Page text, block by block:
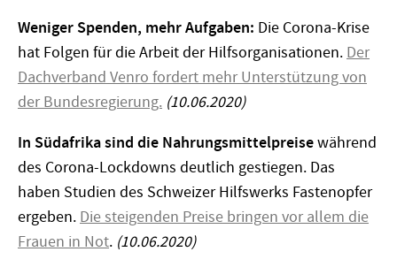
Weniger Spenden, mehr Aufgaben: Die Corona-Krise
hat Folgen für die Arbeit der Hilfsorganisationen. Der
Dachverband Venro fordert mehr Unterstützung von
der Bundesregierung. (10.06.2020)
In Südafrika sind die Nahrungsmittelpreisewährend
des Corona-Lockdowns deutlich gestiegen. Das
haben Studien des Schweizer Hilfswerks Fastenopfer
ergeben. Die steigenden Preise bringen vor allem die
Frauen in Not. (10.06.2020)